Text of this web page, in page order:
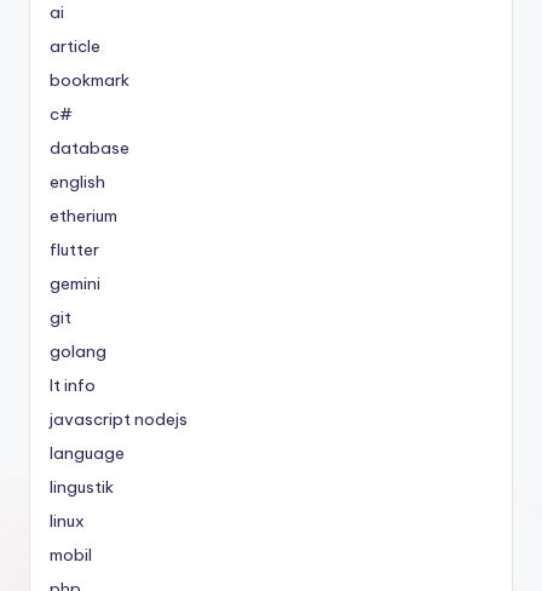
ai
article
bookmark
c#
database
english
etherium
flutter
gemini
git
golang
It info
javascript nodejs
language
lingustik
linux
mobil